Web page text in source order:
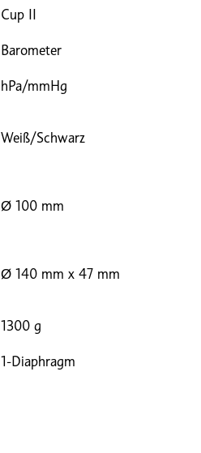
Cup II
Barometer
hPa/mmHg
Weiß/Schwarz
Ø 100 mm
Ø 140 mm x 47 mm
1300 g
1-Diaphragm